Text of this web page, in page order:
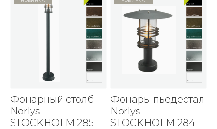
Фонарный столб
Norlys
STOCKHOLM 285
Фонарь-пьедестал
Norlys
STOCKHOLM 284